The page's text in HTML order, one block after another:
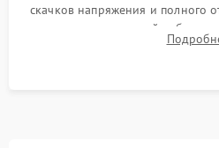
скачков напряжения и полного
времени автономной работы,
корректности формы